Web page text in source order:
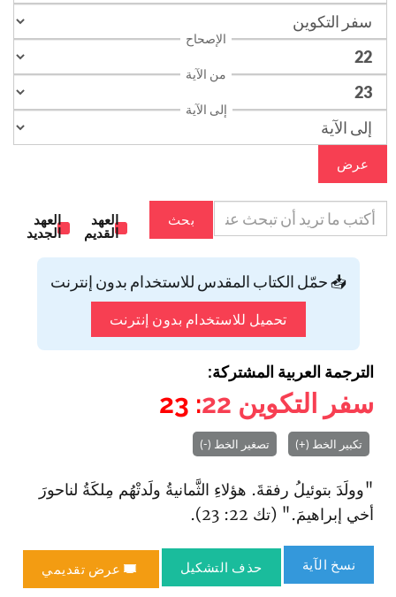
الإصحاح
من الآية
إلى الآية
عرض
بحث
العهد
القديم
العهد
الجديد
📥 حمّل الكتاب المقدس للاستخدام بدون إنترنت
تحميل للاستخدام بدون إنترنت
الترجمة العربية المشتركة:
سفر التكوين 22
: 23
تكبير الخط (+) تصغير الخط (-)
"وولَدَ بتوئيلُ رفقةَ. هؤلاءِ الثَّمانيةُ ولَدتْهُم مِلكَةُ لناحورَ
أخي إبراهيمَ." (تك 22: 23).
نسخ الآية حذف التشكيل عرض تقديمي